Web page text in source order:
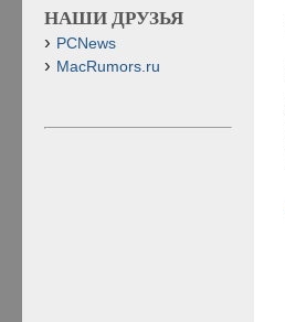
НАШИ ДРУЗЬЯ
PCNews
MacRumors.ru